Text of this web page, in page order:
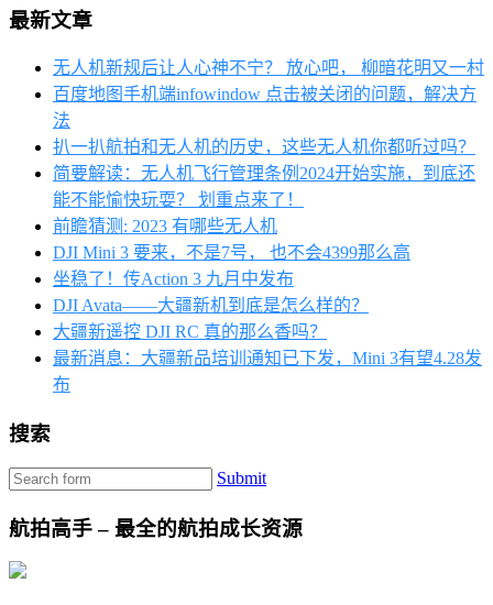
最新文章
无人机新规后让人心神不宁？ 放心吧， 柳暗花明又一村
百度地图手机端infowindow 点击被关闭的问题，解决方
法
扒一扒航拍和无人机的历史，这些无人机你都听过吗？
简要解读：无人机飞行管理条例2024开始实施，到底还
能不能愉快玩耍？ 划重点来了！
前瞻猜测: 2023 有哪些无人机
DJI Mini 3 要来，不是7号， 也不会4399那么高
坐稳了！传Action 3 九月中发布
DJI Avata——大疆新机到底是怎么样的？
大疆新遥控 DJI RC 真的那么香吗？
最新消息：大疆新品培训通知已下发，Mini 3有望4.28发
布
搜索
Submit
航拍高手 – 最全的航拍成长资源